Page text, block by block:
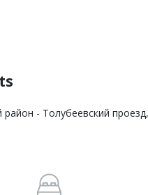
район - Толубеевский